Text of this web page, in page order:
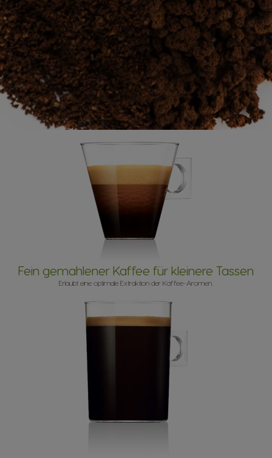
Fein gemahlener Kaffee für kleinere Tassen
Erlaubt eine optimale Extraktion der Kaffee-Aromen.